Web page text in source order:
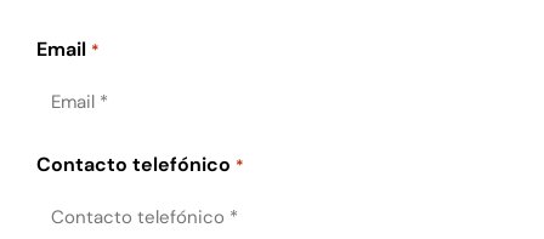
Email *
Contacto telefónico *